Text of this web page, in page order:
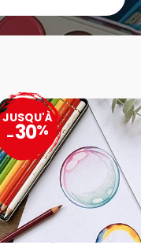
JUSQU'À
-30%